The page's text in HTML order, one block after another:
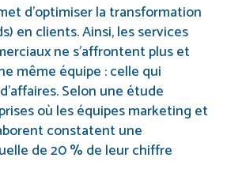
d’optimiser la transformation
en clients. Ainsi, les services
ne s’affrontent plus et
même équipe : celle qui
Selon une étude
où les équipes marketing et
constatent une
de 20 % de leur chiffre